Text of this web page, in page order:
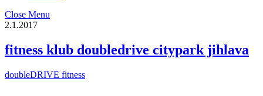
Close Menu
2.1.2017
fitness klub doubledrive citypark jihlava
doubleDRIVE fitness